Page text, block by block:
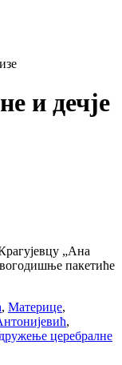
и дечје
„Ана
пакетиће
, Материце,
,
церебралне